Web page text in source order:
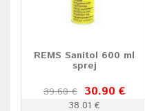
REMS Sanitol 600 ml
sprej
39.60 € 30.90 €
38.01 €